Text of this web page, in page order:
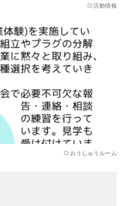
活動情報
おうしゅうルーム